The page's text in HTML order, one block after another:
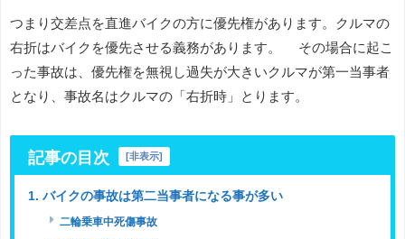
つまり交差点を直進バイクの方に優先権があります。クルマの
右折はバイクを優先させる義務があります。 その場合に起こ
った事故は、優先権を無視し過失が大きいクルマが第一当事者
となり、事故名はクルマの「右折時」とります。
記事の目次 [非表示]
1. バイクの事故は第二当事者になる事が多い
二輪乗車中死傷事故